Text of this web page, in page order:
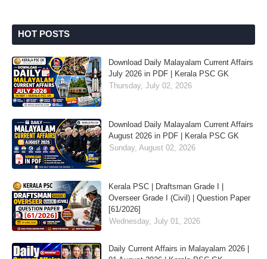
HOT POSTS
Download Daily Malayalam Current Affairs
July 2026 in PDF | Kerala PSC GK
Thursday, July 02, 2026
Download Daily Malayalam Current Affairs
August 2026 in PDF | Kerala PSC GK
Sunday, August 02, 2026
Kerala PSC | Draftsman Grade I |
Overseer Grade I (Civil) | Question Paper
[61/2026]
Wednesday, July 01, 2026
Daily Current Affairs in Malayalam 2026 |